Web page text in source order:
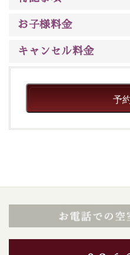
ご了承のほどお願いいたし
■貸切温泉風呂 （40分2000
眺望はございませんが、
トな空間をお愉しみくだ
■諏訪大社4社を巡る無料
※年末年始及び御柱祭前後
以上が送迎バスで行くホ
お子様料金
キャンセル料金
予